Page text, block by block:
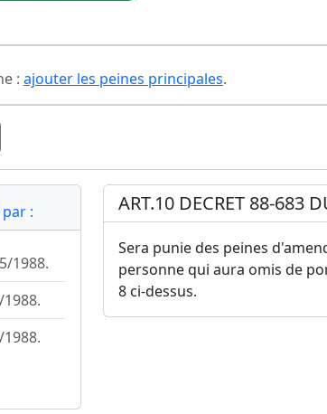
: ajouter les peines principales.
:
1988.
1988.
1988.
ART.10 DECRET 88-683
Sera punie des peines
personne qui aura omis de
8 ci-dessus.